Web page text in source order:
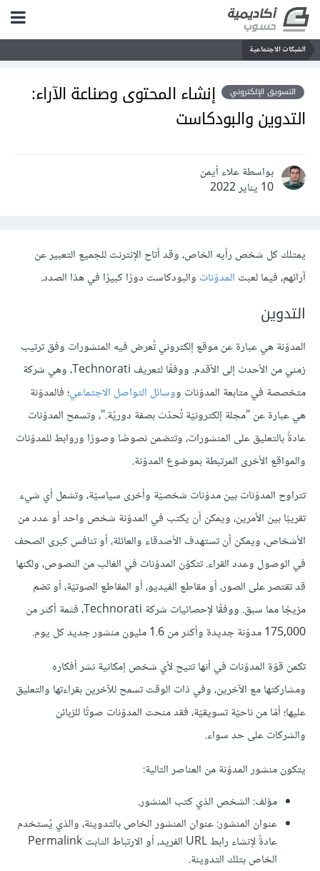
الشبكات الاجتماعية
التسويق الإلكتروني
إنشاء المحتوى وصناعة الآراء:
التدوين والبودكاست
بواسطة علاء أيمن
10 يناير 2022
يمتلك كل شخص رأيه الخاص، وقد أتاح الإنترنت للجميع التعبير عن
آرائهم، فيما لعبت المدوّنات والبودكاست دورًا كبيرًا في هذا الصدد.
التدوين
المدوّنة هي عبارة عن موقع إلكتروني تُعرض فيه المنشورات وفق ترتيب
زمني من الأحدث إلى الأقدم. ووفقًا لتعريف Technorati، وهي شركة
متخصصة في متابعة المدوّنات ووسائل التواصل الاجتماعي؛ فالمدوّنة
هي عبارة عن "مجلة إلكترونيّة تُحدّث بصفة دوريّة."، وتسمح المدوّنات
عادةً بالتعليق على المنشورات، وتتضمن نصوصًا وصورًا وروابط للمدوّنات
والمواقع الأخرى المرتبطة بموضوع المدوّنة.
تتراوح المدوّنات بين مدوّنات شخصيّة وأخرى سياسيّة، وتشمل أي شيء
تقريبًا بين الأمرين، ويمكن أن يكتب في المدوّنة شخص واحد أو عدد من
الأشخاص، ويمكن أن تستهدف الأصدقاء والعائلة، أو تنافس كبرى الصحف
في الوصول وعدد القراء. تتكوّن المدوّنات في الغالب من النصوص، ولكنها
قد تقتصر على الصور، أو مقاطع الفيديو، أو المقاطع الصوتيّة، أو تضم
مزيجًا مما سبق. ووفقًا لإحصائيات شركة Technorati، فثمة أكثر من
175,000 مدوّنة جديدة وأكثر من 1.6 مليون منشور جديد كل يوم.
تكمن قوّة المدوّنات في أنها تتيح لأي شخص إمكانية نشر أفكاره
ومشاركتها مع الآخرين، وفي ذات الوقت تسمح للآخرين بقراءتها والتعليق
عليها؛ أمّا من ناحيّة تسويقيّة، فقد منحت المدوّنات صوتًا للزبائن
والشركات على حد سواء.
يتكون منشور المدوّنة من العناصر التالية:
مؤلف: الشخص الذي كتب المنشور.
عنوان المنشور: عنوان المنشور الخاص بالتدوينة، والذي يُستخدم
عادةً لإنشاء رابط URL الفريد، أو الارتباط الثابت Permalink
الخاص بتلك التدوينة.